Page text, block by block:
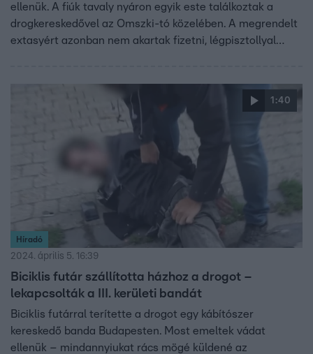
ellenük. A fiúk tavaly nyáron egyik este találkoztak a
drogkereskedővel az Omszki-tó közelében. A megrendelt
extasyért azonban nem akartak fizetni, légpisztollyal
rendőröket. Az igazoltatás közben azonban ők maguk is
lebuktak. Az ügyészség javítóintézetbe küldené a két fiút
1:40
Híradó
2024. április 5. 16:39
Biciklis futár szállította házhoz a drogot –
lekapcsolták a III. kerületi bandát
Biciklis futárral terítette a drogot egy kábítószer
kereskedő banda Budapesten. Most emeltek vádat
ellenük – mindannyiukat rács mögé küldené az